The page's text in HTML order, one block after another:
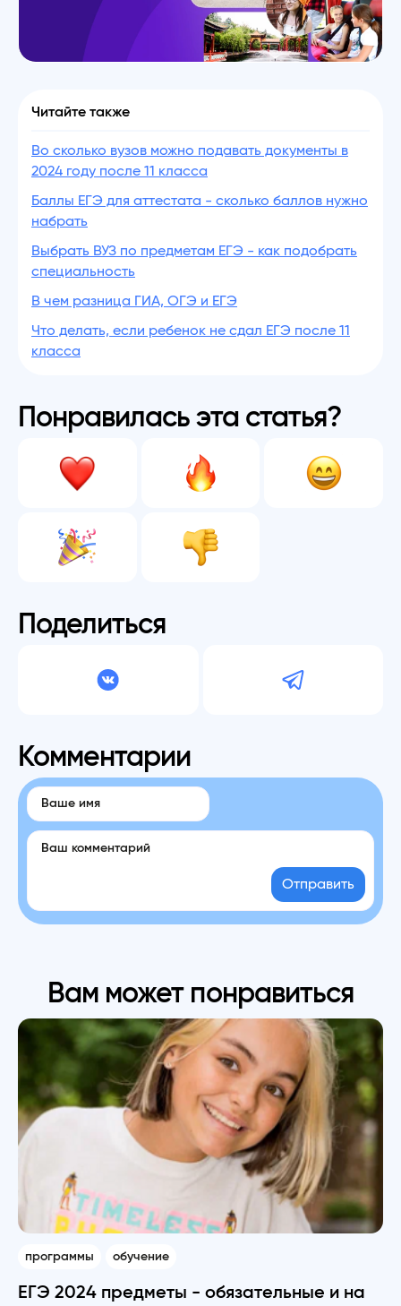
Читайте также
Во сколько вузов можно подавать документы в
2024 году после 11 класса
Баллы ЕГЭ для аттестата - сколько баллов нужно
набрать
Выбрать ВУЗ по предметам ЕГЭ - как подобрать
специальность
В чем разница ГИА, ОГЭ и ЕГЭ
Что делать, если ребенок не сдал ЕГЭ после 11
класса
Понравилась эта статья?
Поделиться
Комментарии
Отправить
Вам может понравиться
программы обучение
ЕГЭ 2024 предметы - обязательные и на